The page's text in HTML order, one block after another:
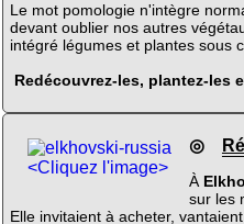
Le mot pomologie n'intègre
devant oublier nos autres
intégré légumes et plantes sous
Redécouvrez-les, plantez-les
<Cliquez l'image>
◎
À
sur les
Elle invitaient à acheter,